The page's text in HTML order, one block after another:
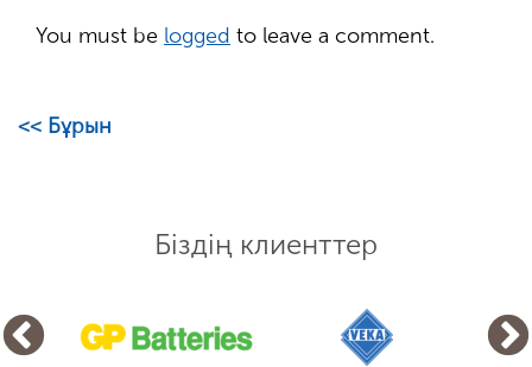
You must be logged to leave a comment.
<< Бұрын
Біздің клиенттер